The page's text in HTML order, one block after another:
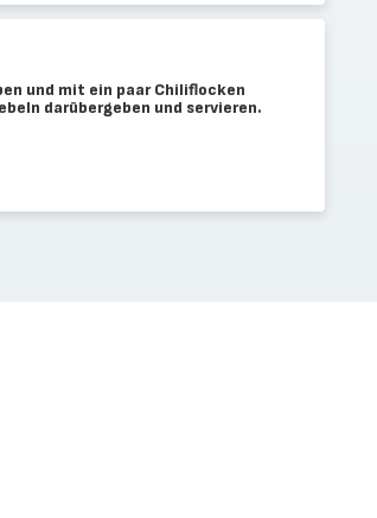
und mit ein paar Chiliflocken
darübergeben und servieren.